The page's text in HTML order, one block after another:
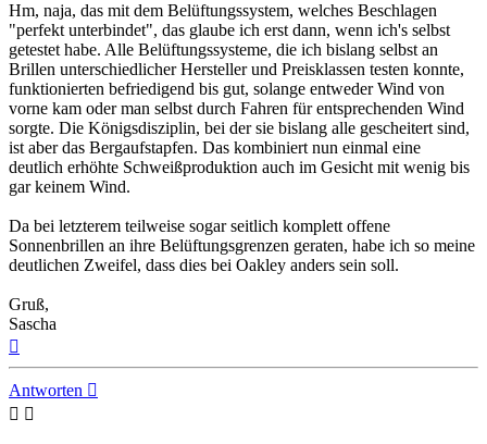
Hm, naja, das mit dem Belüftungssystem, welches Beschlagen
"perfekt unterbindet", das glaube ich erst dann, wenn ich's selbst
getestet habe. Alle Belüftungssysteme, die ich bislang selbst an
Brillen unterschiedlicher Hersteller und Preisklassen testen konnte,
funktionierten befriedigend bis gut, solange entweder Wind von
vorne kam oder man selbst durch Fahren für entsprechenden Wind
sorgte. Die Königsdisziplin, bei der sie bislang alle gescheitert sind,
ist aber das Bergaufstapfen. Das kombiniert nun einmal eine
deutlich erhöhte Schweißproduktion auch im Gesicht mit wenig bis
gar keinem Wind.
Da bei letzterem teilweise sogar seitlich komplett offene
Sonnenbrillen an ihre Belüftungsgrenzen geraten, habe ich so meine
deutlichen Zweifel, dass dies bei Oakley anders sein soll.
Gruß,
Sascha
Antworten